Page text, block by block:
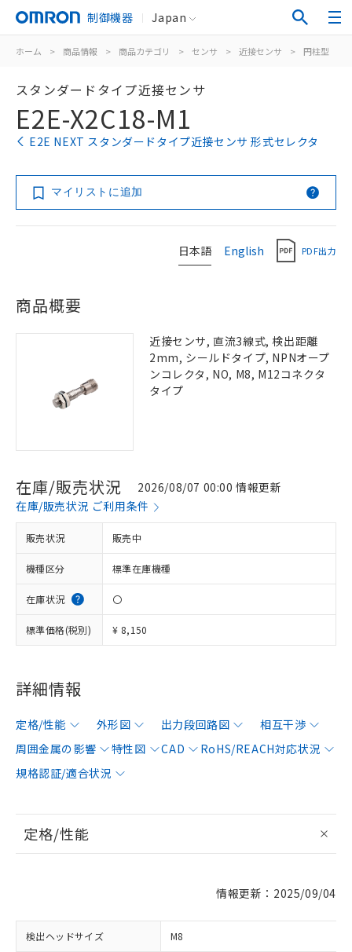
制御機器 Japan
ホーム > 商品情報 > 商品カテゴリ > センサ > 近接センサ > 円柱型
スタンダードタイプ近接センサ
E2E-X2C18-M1
E2E NEXT スタンダードタイプ近接センサ 形式セレクタ
マイリストに追加
日本語 English PDF出力
商品概要
近接センサ, 直流3線式, 検出距離
2mm, シールドタイプ, NPNオープ
ンコレクタ, NO, M8, M12コネクタ
タイプ
在庫/販売状況
2026/08/07 00:00 情報更新
在庫/販売状況 ご利用条件
販売状況 販売中
機種区分 標準在庫機種
在庫状況 〇
標準価格(税別) ¥ 8,150
詳細情報
定格/性能 外形図 出力段回路図
相互干渉
周囲金属の影響
特性図 CAD
RoHS/REACH対応状況
規格認証/適合状況
定格/性能
情報更新：2025/09/04
検出ヘッドサイズ M8